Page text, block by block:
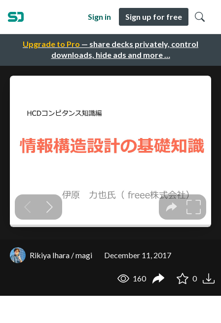
Upgrade to Pro — share decks privately, control
downloads, hide ads and more …
Sign in Sign up for free
Rikiya Ihara / magi December 11, 2017
160 0